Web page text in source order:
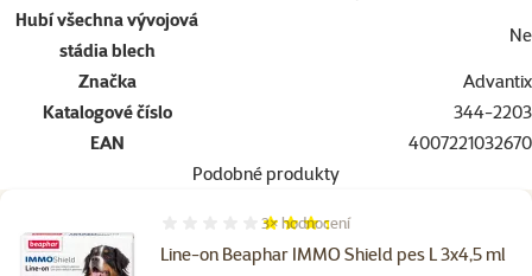
Hubí všechna vývojová
stádia blech
Ne
Značka
Advantix
Katalogové číslo
344-2203
EAN
4007221032670
Podobné produkty
Line-on Beaphar IMMO Shield pes L 3x4,5 ml
Hodnocení 67%, počet hodnocení: 3
3× hodnocení